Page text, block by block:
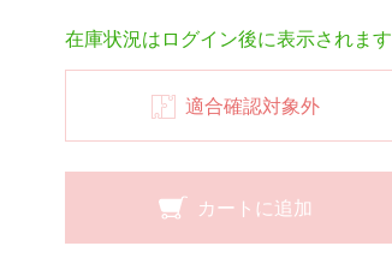
在庫状況はログイン後に表示されます
適合確認対象外
カートに追加